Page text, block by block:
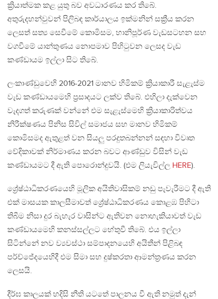
ක්‍රියාත්මක කළ යුතු බව අවධාරණය කර තිබේ.
අතුරුදහන්වුවන් පිලිබඳ කාර්යාලය ඉක්මනින් සක්‍රීය කරන
ලෙසත් සත්‍ය සෙවීමේ කොමිසම, හානිපූර්ණ වැඩසටහන සහ
වගවීමේ යාන්තුණය නොපමාව පිහිටුවන ලෙසද වැඩ
කණ්ඩායම ඉල්ලා සිට තිබේ.
ලංකාණ්ඩුවෙහි 2016-2021 මානව හිමිකම් ක්‍රියාකාරී සැළැස්ම
වැඩ කණ්ඩායමෙහි ප්‍රසාදයට ලක්ව තිබේ. එහිලා දැක්වෙන
වැදගත් කරුණක් වන්නේ එම සැළැස්මෙහි ක්‍රියාකාරිත්වය
නිරීක්ෂණය පිනිස සිවිල් සමාජය සහ මානව හිමිකම්
කොමිසමද ඇතුළත් වන සියලු පරදුතබන්නන් සඳහා විවෘත
වේදිකාවක් නිර්මාණය කරන බවට ආණ්ඩුව විසින් වැඩ
කණ්ඩායමට දී ඇති පොරොන්දුවයි. (එම ලියැවිල්ල HERE).
ශ්‍රේෂ්ඨාධිකරණයෙහි මූලික අයිතිවාසිකම් නඩු පැවැරීමට දී ඇති
එක් මාසයක කාලසීමාවත් ශ්‍රේෂ්ඨාධිකරණය කොළඹ පිහිටා
තිබීම නිසා දුර බැහැර වාසින්ට ඇතිවන නොහැකියාවත් වැඩ
කණ්ඩායමෙහි කනස්සල්ලට හේතුවී තිබේ. එය ඉල්ලා
සිටින්නේ නව ව්‍යවස්ථා සම්පාදනයෙහි අයිතීන් පිළිබඳ
පර්ච්ජේදයෙහිදී එම සිමා සහ දුෂ්කරතා ආමන්ත්‍රණය කරන
ලෙසයි.
දීර්ඝ කාලයක් හදිසි නීති යටතේ පාලනය වී ඇති නමුත් දැන්